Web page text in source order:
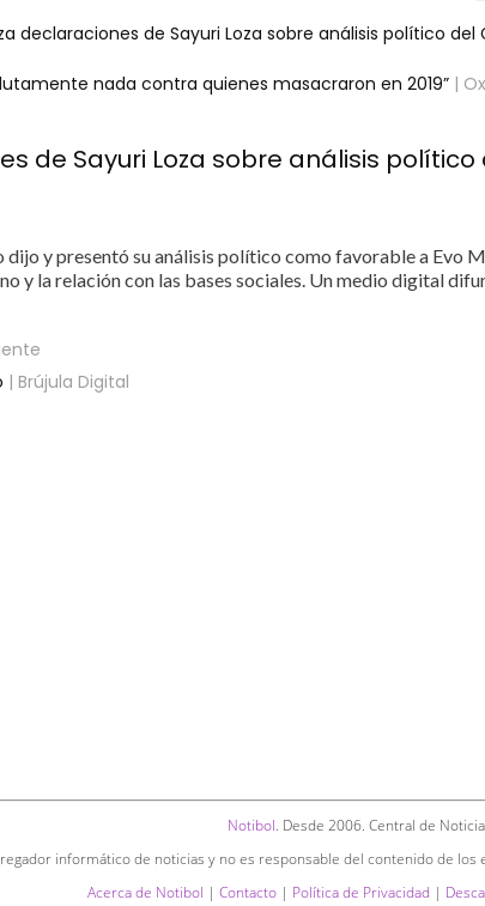
declaraciones de Sayuri Loza sobre análisis político del
nada contra quienes masacraron en 2019” |
de Sayuri Loza sobre análisis político
y presentó su análisis político como favorable a Evo
y la relación con las bases sociales. Un medio digital
| Brújula Digital
Notibol. Desde 2006. Central de
informático de noticias y no es responsable del contenido de
Acerca de Notibol | Contacto| Política de Privacidad |